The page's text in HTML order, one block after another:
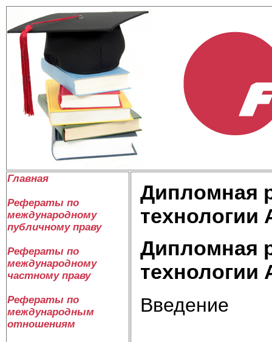
Главная
Рефераты по
международному
публичному праву
Рефераты по
международному
частному праву
Рефераты по
международным
отношениям
Дипломная
технологии
Дипломная
технологии
Введение